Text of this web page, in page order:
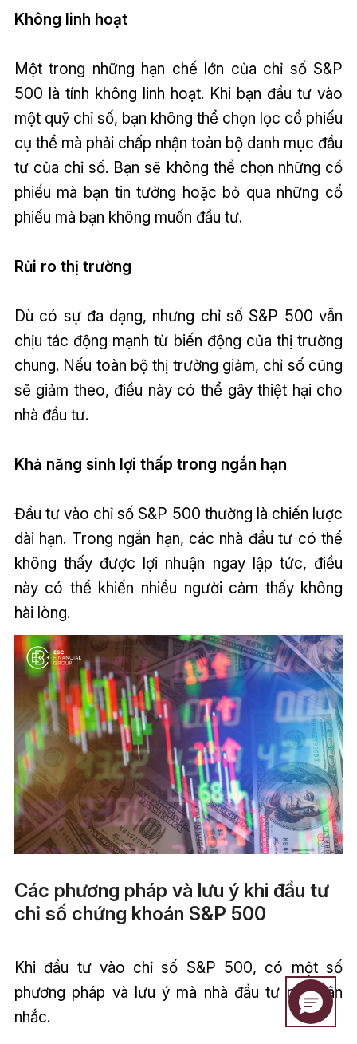
Không linh hoạt
Một trong những hạn chế lớn của chỉ số S&P
500 là tính không linh hoạt. Khi bạn đầu tư vào
một quỹ chỉ số, bạn không thể chọn lọc cổ phiếu
cụ thể mà phải chấp nhận toàn bộ danh mục đầu
tư của chỉ số. Bạn sẽ không thể chọn những cổ
phiếu mà bạn tin tưởng hoặc bỏ qua những cổ
phiếu mà bạn không muốn đầu tư.
Rủi ro thị trường
Dù có sự đa dạng, nhưng chỉ số S&P 500 vẫn
chịu tác động mạnh từ biến động của thị trường
chung. Nếu toàn bộ thị trường giảm, chỉ số cũng
sẽ giảm theo, điều này có thể gây thiệt hại cho
nhà đầu tư.
Khả năng sinh lợi thấp trong ngắn hạn
Đầu tư vào chỉ số S&P 500 thường là chiến lược
dài hạn. Trong ngắn hạn, các nhà đầu tư có thể
không thấy được lợi nhuận ngay lập tức, điều
này có thể khiến nhiều người cảm thấy không
hài lòng.
Các phương pháp và lưu ý khi đầu tư
chỉ số chứng khoán S&P 500
Khi đầu tư vào chỉ số S&P 500, có một số
phương pháp và lưu ý mà nhà đầu tư nên cân
nhắc.